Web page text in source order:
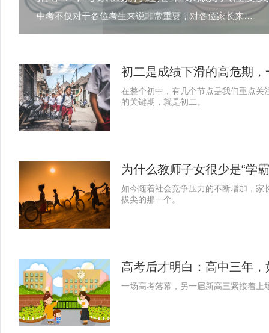
改革开放三十多年来， 中国经济有了很大发展，到2010年，我们的经济总量超过日本， 成为第二大经济体。
中考不仅对于各位考生来说非常重要，对各位家长来说也是一件相当重视的大事，那么，家长应该如何帮助孩子，给孩子创造良好的生活环境呢？相信很多父母都不太了解，下面小编就告诉您，您需要担当的角色都有啥！
用光影打开孩子大脑的几何空间——勾股定理深度应用（空间最短路径）
初二是成绩下滑的高危期
在整个初中，有几个节点是我们重点
的关键期，就是初二。
为什么教师子女很少是“学
如今随着社会竞争压力的不断增加，
拔尖的那一个。
高考后才明白：高中三年
一场高考落幕，另一届新高三紧接着